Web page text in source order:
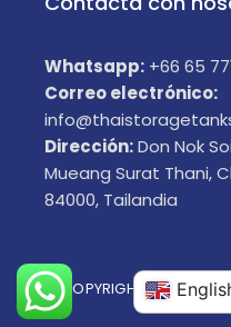
Whatsapp: +66 65
Correo electrónico:
Dirección:Don Nok
Mueang Surat Thani,
84000, Tailandia
© COPYRIGHT 2025